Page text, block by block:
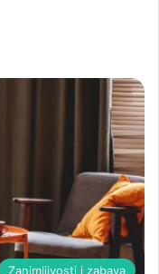
Zanimljivosti i zabava